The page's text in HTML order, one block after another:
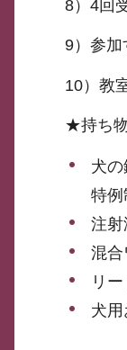
8）4回
9）参加
10）教
★持ち
犬
特例
注射
混合
リー
犬